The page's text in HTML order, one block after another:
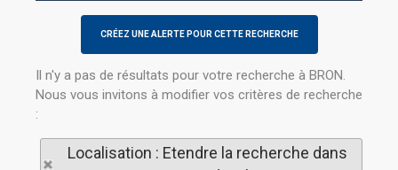
Il n'y a pas de résultats pour votre recherche à BRON.
Nous vous invitons à modifier vos critères de recherche
:
Localisation : Etendre la recherche dans